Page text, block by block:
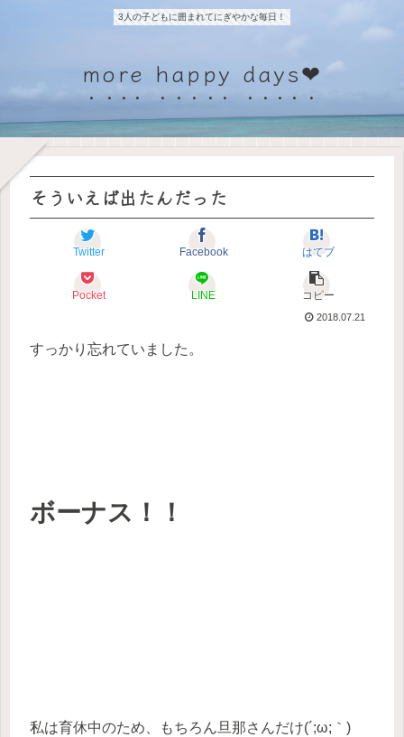
3人の子どもに囲まれてにぎやかな毎日！
more happy days❤
そういえば出たんだった
Twitter Facebook はてブ
Pocket LINE コピー
2018.07.21
すっかり忘れていました。
ボーナス！！
私は育休中のため、もちろん旦那さんだけ(´;ω;｀)